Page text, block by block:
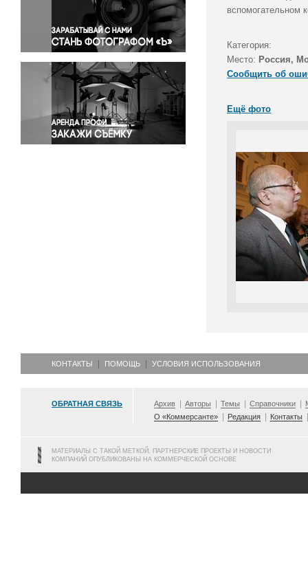
Правосудие
Происшествия и конфликты
Религия
Светская жизнь
Спорт
Экология
Экономика и бизнес
вспомогательном
Категория:
Место: Россия,
Сообщить об
Ещё фото
КОНТАКТЫ ПОМОЩЬ УСЛОВИЯ ИСПОЛЬЗОВАНИЯ
ОБРАТНАЯ СВЯЗЬ Архив Авторы Темы Справочники
О «Коммерсанте»
Редакция Контакты
МАТЕРИАЛЫ С ТАКОЙ МЕТКОЙ, ПАРТНЕРСКИЕ ПРОЕКТЫ И НОВОСТИ
КОМПАНИЙ ОПУБЛИКОВАНЫ НА КОММЕРЧЕСКОЙ ОСНОВЕ